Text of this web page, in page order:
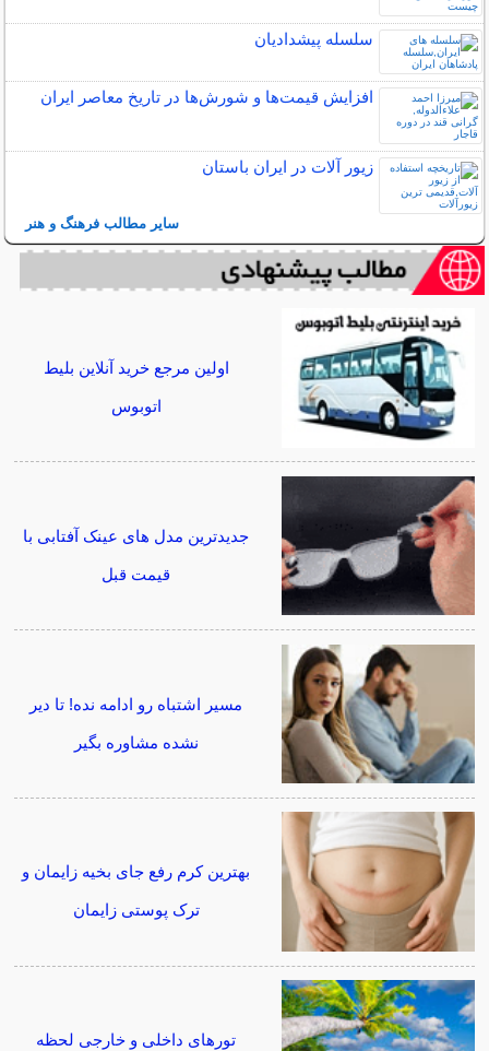
سلسله پیشدادیان
افزایش قیمت‌ها و شورش‌ها در تاریخ معاصر ایران
زیور آلات در ایران باستان
سایر مطالب فرهنگ و هنر
اولین مرجع خرید آنلاین بلیط
اتوبوس
جدیدترین مدل های عینک آفتابی با
قیمت قبل
مسیر اشتباه رو ادامه نده! تا دیر
نشده مشاوره بگیر
بهترین کرم رفع جای بخیه زایمان و
ترک پوستی زایمان
تورهای داخلی و خارجی لحظه